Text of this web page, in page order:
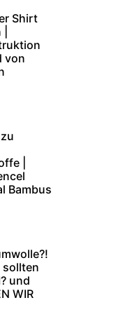
Shirt
von
|
Bambus
sollten
und
WIR